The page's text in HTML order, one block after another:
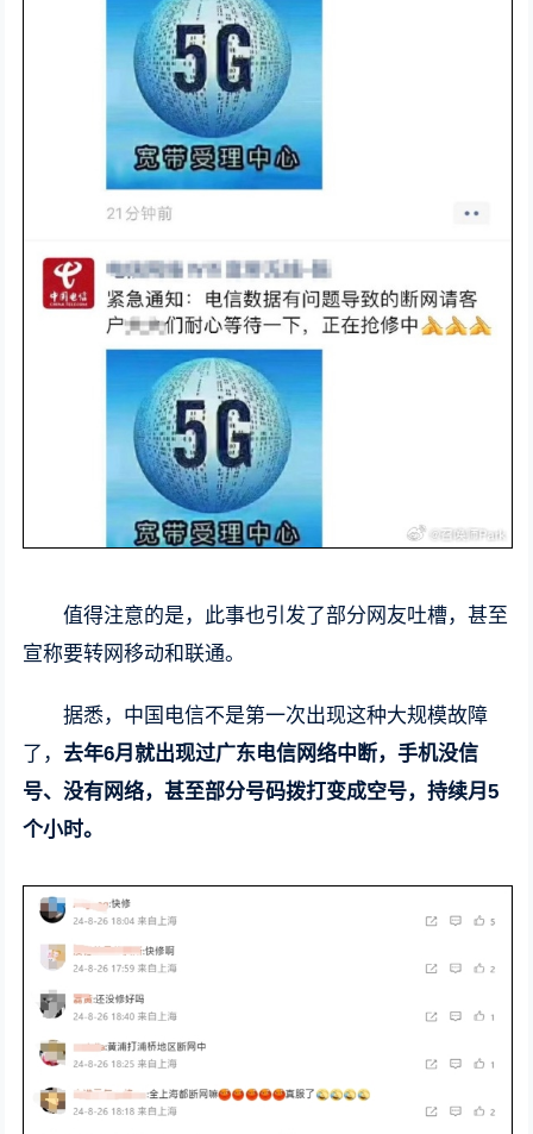
值得注意的是，此事也引发了部分网友吐槽，甚至
宣称要转网移动和联通。
据悉，中国电信不是第一次出现这种大规模故障
了，去年6月就出现过广东电信网络中断，手机没信
号、没有网络，甚至部分号码拨打变成空号，持续月5
个小时。